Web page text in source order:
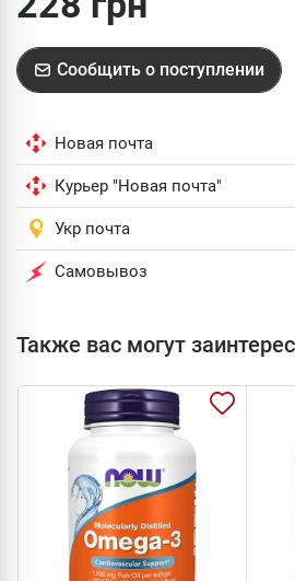
Сообщить о поступлении
Новая почта
Курьер "Новая почта"
Укр почта
Самовывоз
Также вас могут